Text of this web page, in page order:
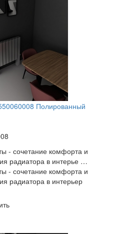
Полированный
- сочетание комфорта и
радиатора в интерье …
- сочетание комфорта и
радиатора в интерьер